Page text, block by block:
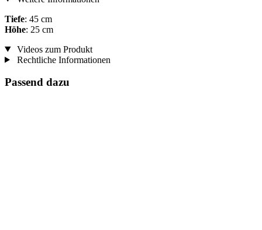
Tiefe: 45 cm
Höhe: 25 cm
Videos zum Produkt
Rechtliche Informationen
Passend dazu